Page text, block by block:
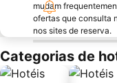
mudam
ofertas que consulta
nos sites de reserva.
Categorias de